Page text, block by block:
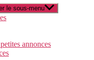
le sous-menu
annonces